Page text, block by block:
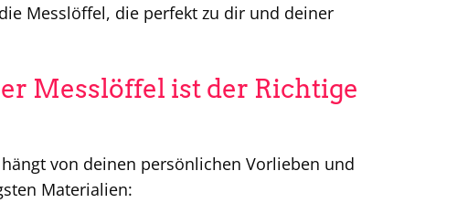
Messlöffel, die perfekt zu dir und deiner
Messlöffel ist der Richtige
von deinen persönlichen Vorlieben und
Materialien: